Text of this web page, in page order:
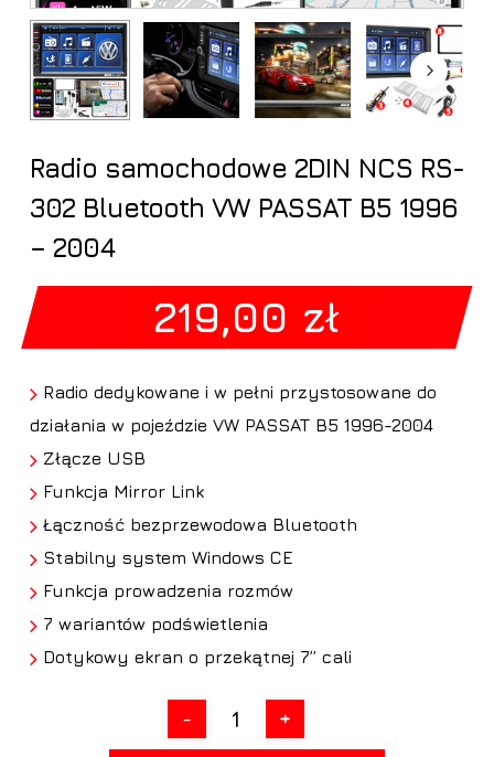
Radio samochodowe 2DIN NCS RS-
302 Bluetooth VW PASSAT B5 1996
– 2004
219,00 zł
Radio dedykowane i w pełni przystosowane do
działania w pojeździe VW PASSAT B5 1996-2004
Złącze USB
Funkcja Mirror Link
Łączność bezprzewodowa Bluetooth
Stabilny system Windows CE
Funkcja prowadzenia rozmów
7 wariantów podświetlenia
Dotykowy ekran o przekątnej 7” cali